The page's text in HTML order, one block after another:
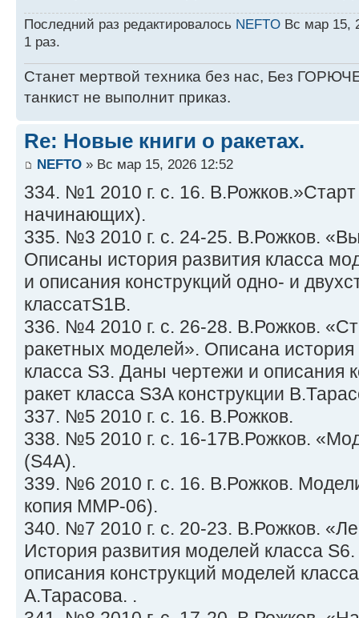
Последний раз редактировалось NEFTO Вс мар 15,
1 раз.
Станет мертвой техника без нас, Без
танкист не выполнит приказ.
Re: Новые книги о ракетах.
NEFTO » Вс мар 15, 2026 12:52
334. №1 2010 г. с. 16.
начинающих).
335. №3 2010 г. с. 24-25. В.Рожков.
Описаны история развития класса
и описания конструкций одно- и
классатS1B.
336. №4 2010 г. с. 26-28. В.Рожков.
ракетных моделей». Описана
класса S3. Даны чертежи и описания
ракет класса S3A конструкции
337. №5 2010 г. с. 16. В.Рожков.
338. №5 2010 г. с. 16-17В.Рожков.
(S4A).
339. №6 2010 г. с. 16. В.Рожков.
копия ММР-06).
340. №7 2010 г. с. 20-23. В.Рожков.
История развития моделей класса
описания конструкций моделей
А.Тарасова. .